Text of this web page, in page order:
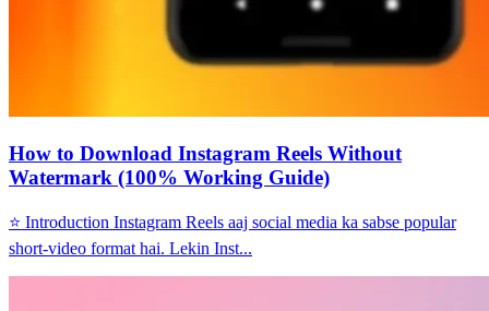
How to Download Instagram Reels Without
Watermark (100% Working Guide)
⭐ Introduction Instagram Reels aaj social media ka sabse popular
short-video format hai. Lekin Inst...